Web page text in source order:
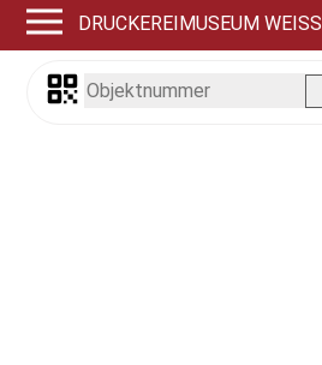
DRUCKEREIMUSEUM WEISS